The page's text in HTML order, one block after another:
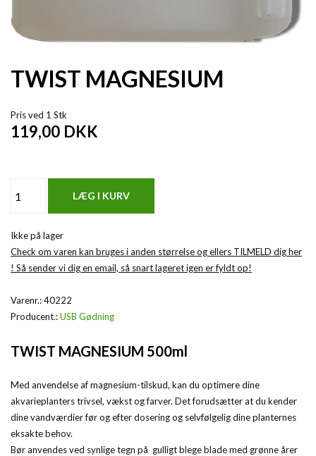
TWIST MAGNESIUM
Pris ved 1 Stk
119,00 DKK
Ikke på lager
Check om varen kan bruges i anden størrelse og ellers TILMELD dig her
! Så sender vi dig en email, så snart lageret igen er fyldt op!
Varenr.:40222
Producent.:USB Gødning
TWIST MAGNESIUM 500ml
Med anvendelse af magnesium-tilskud, kan du optimere dine
akvarieplanters trivsel, vækst og farver. Det forudsætter at du kender
dine vandværdier før og efter dosering og selvfølgelig dine planternes
eksakte behov.
Bør anvendes ved synlige tegn på gulligt blege blade med grønne årer